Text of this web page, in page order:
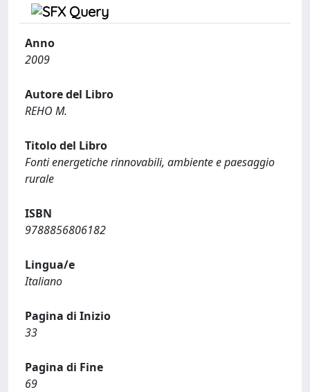
Anno
2009
Autore del Libro
REHO M.
Titolo del Libro
Fonti energetiche rinnovabili, ambiente e paesaggio
rurale
ISBN
9788856806182
Lingua/e
Italiano
Pagina di Inizio
33
Pagina di Fine
69